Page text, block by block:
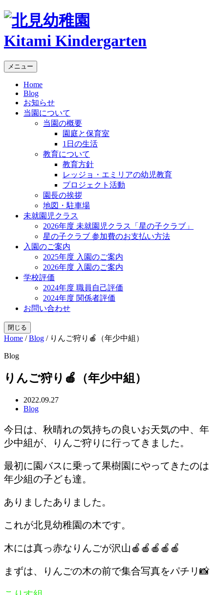
Kitami Kindergarten
メニュー
Home
Blog
お知らせ
当園について
当園の概要
園庭と保育室
1日の生活
教育について
教育方針
レッジョ・エミリアの幼児教育
プロジェクト活動
園長の挨拶
地図・駐車場
未就園児クラス
2026年度 未就園児クラス「星の子クラブ」
星の子クラブ 参加費のお支払い方法
入園のご案内
2025年度 入園のご案内
2026年度 入園のご案内
学校評価
2024年度 職員自己評価
2024年度 関係者評価
お問い合わせ
閉じる
Home /Blog / りんご狩り🍎（年少中組）
Blog
りんご狩り🍎（年少中組）
2022.09.27
Blog
今日は、秋晴れの気持ちの良いお天気の中、年
少中組が、りんご狩りに行ってきました。
最初に園バスに乗って果樹園にやってきたのは
年少組の子ども達。
ありましたありました。
これが北見幼稚園の木です。
木には真っ赤なりんごが沢山🍎🍎🍎🍎🍎
まずは、りんごの木の前で集合写真をパチリ📸